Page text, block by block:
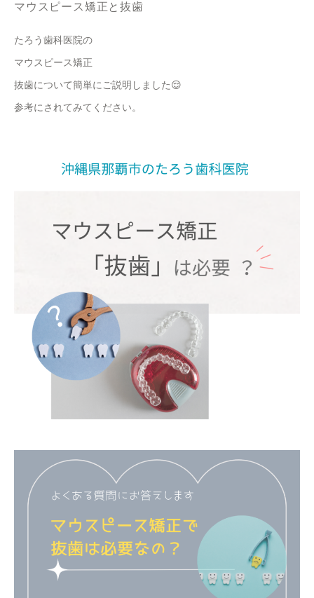
マウスピース矯正と抜歯
たろう歯科医院の
マウスピース矯正
抜歯について簡単にご説明しました😌
参考にされてみてください。